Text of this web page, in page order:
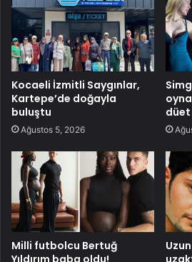
Kocaeli İzmitli Saygınlar,
Kartepe’de doğayla
buluştu
Ağustos 5, 2026
düet
Milli futbolcu Bertuğ
Yıldırım baba oldu!